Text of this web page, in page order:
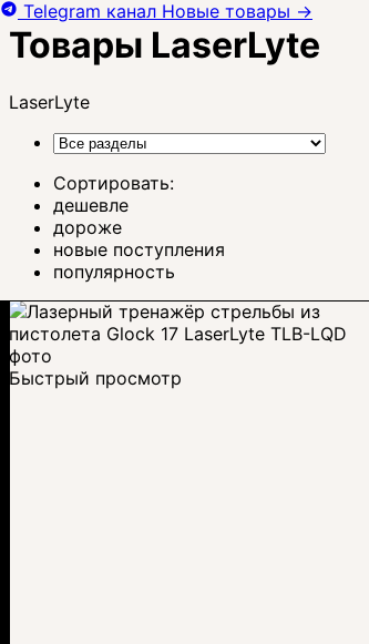
Товары LaserLyte
LaserLyte
Сортировать:
дешевле
дороже
новые поступления
популярность
Быстрый просмотр
Telegram канал Новые товары →